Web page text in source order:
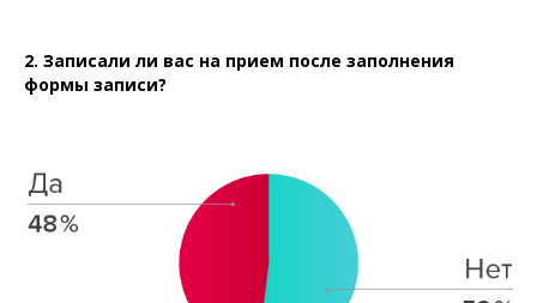
2. Записали ли вас на прием после заполнения
формы записи?